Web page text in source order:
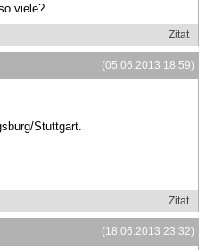
viele?
Zitat
(05.06.2013 18:59)
Stuttgart.
Zitat
(18.06.2013 23:32)